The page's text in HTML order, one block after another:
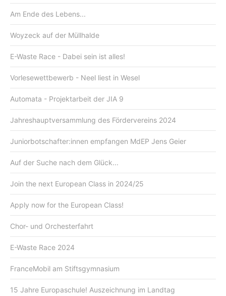
Am Ende des Lebens...
Woyzeck auf der Müllhalde
E-Waste Race - Dabei sein ist alles!
Vorlesewettbewerb - Neel liest in Wesel
Automata - Projektarbeit der JIA 9
Jahreshauptversammlung des Fördervereins 2024
Juniorbotschafter:innen empfangen MdEP Jens Geier
Auf der Suche nach dem Glück...
Join the next European Class in 2024/25
Apply now for the European Class!
Chor- und Orchesterfahrt
E-Waste Race 2024
FranceMobil am Stiftsgymnasium
15 Jahre Europaschule! Auszeichnung im Landtag